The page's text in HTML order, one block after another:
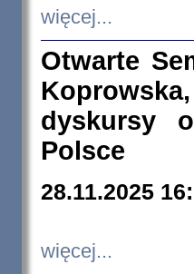
więcej...
Otwarte
dyskursy
Polsce
28.11.2025
więcej...